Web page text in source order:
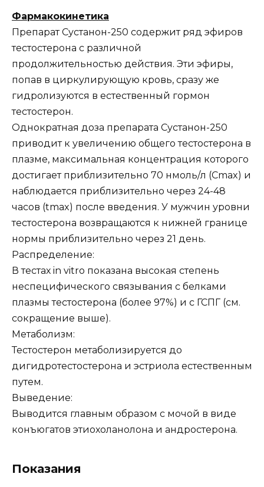
Фармакокинетика
Препарат Сустанон-250 содержит ряд эфиров
тестостерона с различной
продолжительностью действия. Эти эфиры,
попав в циркулирующую кровь, сразу же
гидролизуются в естественный гормон
тестостерон.
Однократная доза препарата Сустанон-250
приводит к увеличению общего тестостерона в
плазме, максимальная концентрация которого
достигает приблизительно 70 нмоль/л (Cmax) и
наблюдается приблизительно через 24-48
часов (tmax) после введения. У мужчин уровни
тестостерона возвращаются к нижней границе
нормы приблизительно через 21 день.
Распределение:
В тестах in vitro показана высокая степень
неспецифического связывания с белками
плазмы тестостерона (более 97%) и с ГСПГ (см.
сокращение выше).
Метаболизм:
Тестостерон метаболизируется до
дигидротестостерона и эстриола естественным
путем.
Выведение:
Выводится главным образом с мочой в виде
конъюгатов этиохоланолона и андростерона.
Показания